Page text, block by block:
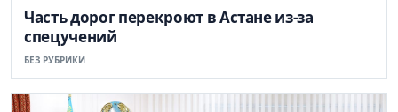
Часть дорог перекроют в Астане из-за
спецучений
БЕЗ РУБРИКИ